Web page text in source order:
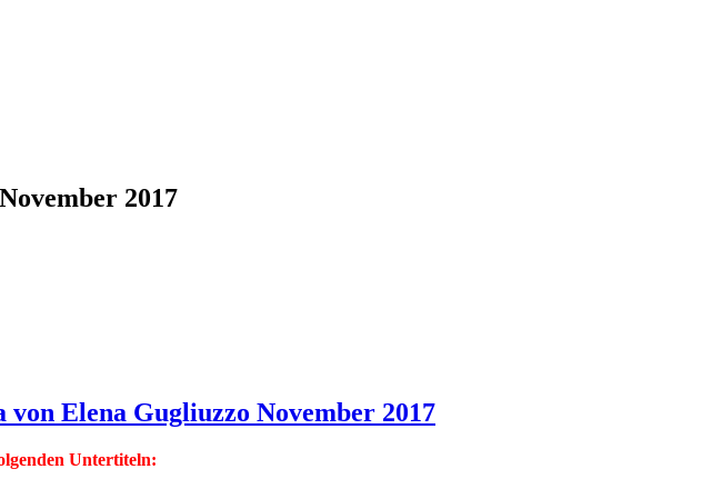
2017
Elena Gugliuzzo November 2017
Untertiteln: